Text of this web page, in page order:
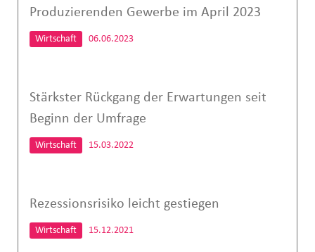
Produzierenden Gewerbe im April 2023
Wirtschaft 06.06.2023
Stärkster Rückgang der Erwartungen seit
Beginn der Umfrage
Wirtschaft 15.03.2022
Rezessionsrisiko leicht gestiegen
Wirtschaft 15.12.2021